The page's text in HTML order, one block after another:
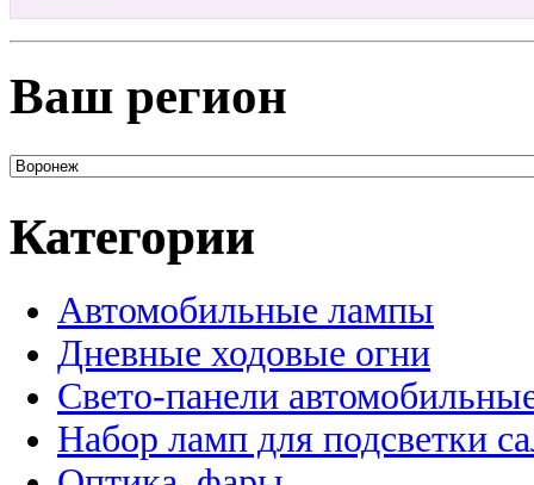
Ваш регион
Категории
Автомобильные лампы
Дневные ходовые огни
Свето-панели
Набор ламп для подсветки